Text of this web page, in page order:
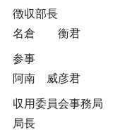
徴収部長
名倉 衡君
参事
阿南 威彦君
収用委員会事務局
局長